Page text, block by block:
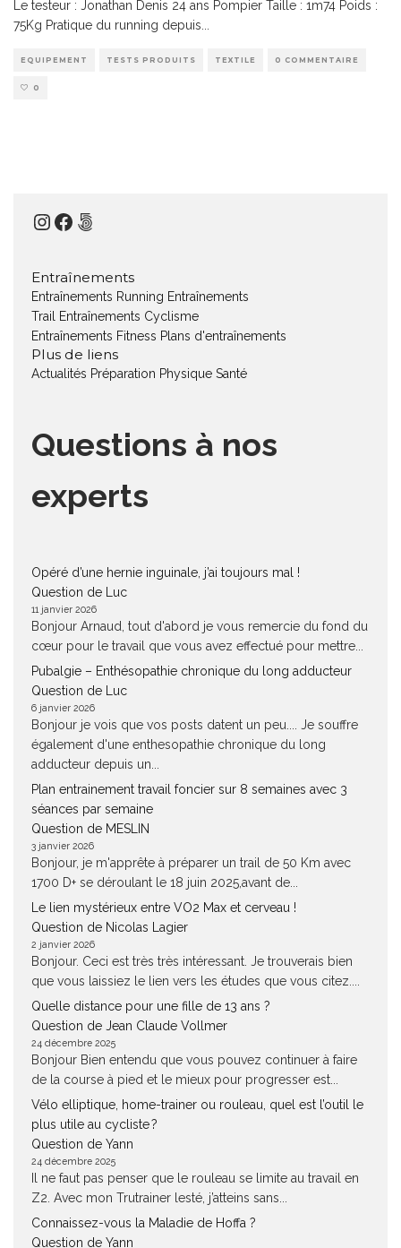
Le testeur : Jonathan Denis 24 ans Pompier Taille : 1m74 Poids :
75Kg Pratique du running depuis
EQUIPEMENT TESTS PRODUITS TEXTILE 0 COMMENTAIRE
0
Instagram
Facebook
500px
Entraînements
Entraînements Running Entraînements
Trail
Entraînements Cyclisme
Entraînements Fitness Plans d'entraînements
Plus de liens
Actualités Préparation Physique Santé
Questions à nos
experts
Opéré d’une hernie inguinale, j’ai toujours mal !
Question de Luc
11 janvier 2026
Bonjour Arnaud, tout d'abord je vous remercie du fond du
cœur pour le travail que vous avez effectué pour mettre...
Pubalgie – Enthésopathie chronique du long adducteur
Question de Luc
6 janvier 2026
Bonjour je vois que vos posts datent un peu.... Je souffre
également d'une enthesopathie chronique du long
adducteur depuis un...
Plan entrainement travail foncier sur 8 semaines avec 3
séances par semaine
Question de MESLIN
3 janvier 2026
Bonjour, je m'apprête à préparer un trail de 50 Km avec
1700 D+ se déroulant le 18 juin 2025,avant de...
Le lien mystérieux entre VO2 Max et cerveau !
Question de Nicolas Lagier
2 janvier 2026
Bonjour. Ceci est très très intéressant. Je trouverais bien
que vous laissiez le lien vers les études que vous citez....
Quelle distance pour une fille de 13 ans ?
Question de Jean Claude Vollmer
24 décembre 2025
Bonjour Bien entendu que vous pouvez continuer à faire
de la course à pied et le mieux pour progresser est...
Vélo elliptique, home-trainer ou rouleau, quel est l’outil le
plus utile au cycliste ?
Question de Yann
24 décembre 2025
Il ne faut pas penser que le rouleau se limite au travail en
Z2. Avec mon Trutrainer lesté, j’atteins sans...
Connaissez-vous la Maladie de Hoffa ?
Question de Yann